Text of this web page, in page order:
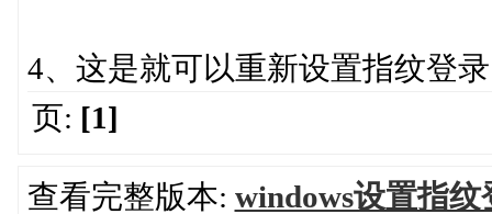
4、这是就可以重新设置指纹登
页: [1]
查看完整版本: windows设置指